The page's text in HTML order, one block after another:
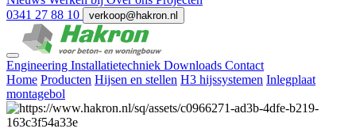
0341 27 88 10
verkoop@hakron.nl
Engineering Installatietechniek Downloads Contact
Home Producten Hijsen en stellen H3 hijssystemen Inlegplaat
montagebol